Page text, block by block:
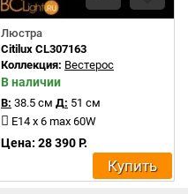
Люстра
Citilux CL307163
Коллекция: Вестерос
В наличии
В: 38.5 см Д: 51 см
E14 x 6 max 60W
Цена: 28 390 Р.
Купить